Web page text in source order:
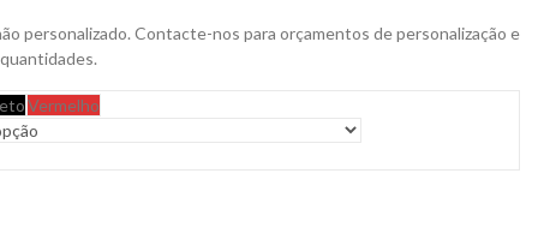
personalizado. Contacte-nos para orçamentos de personalização e
Vermelho